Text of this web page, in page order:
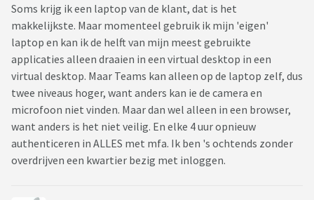
Soms krijg ik een laptop van de klant, dat is het
makkelijkste. Maar momenteel gebruik ik mijn 'eigen'
laptop en kan ik de helft van mijn meest gebruikte
applicaties alleen draaien in een virtual desktop in een
virtual desktop. Maar Teams kan alleen op de laptop zelf, dus
twee niveaus hoger, want anders kan ie de camera en
microfoon niet vinden. Maar dan wel alleen in een browser,
want anders is het niet veilig. En elke 4 uur opnieuw
authenticeren in ALLES met mfa. Ik ben 's ochtends zonder
overdrijven een kwartier bezig met inloggen.